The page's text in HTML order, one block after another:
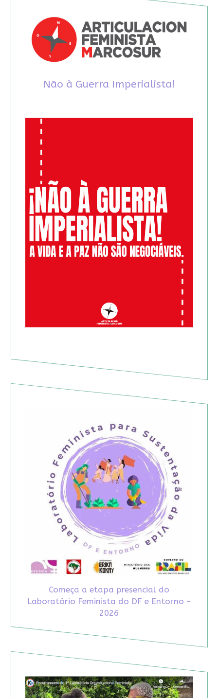
Não à Guerra Imperialista!
Começa a etapa presencial do
Laboratório Feminista do DF e Entorno -
2026